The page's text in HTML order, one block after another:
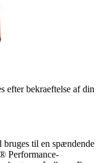
efter bekraeftelse af din
bruges til en spændende
Performance-